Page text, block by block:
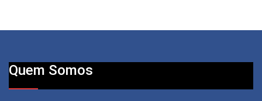
Quem Somos